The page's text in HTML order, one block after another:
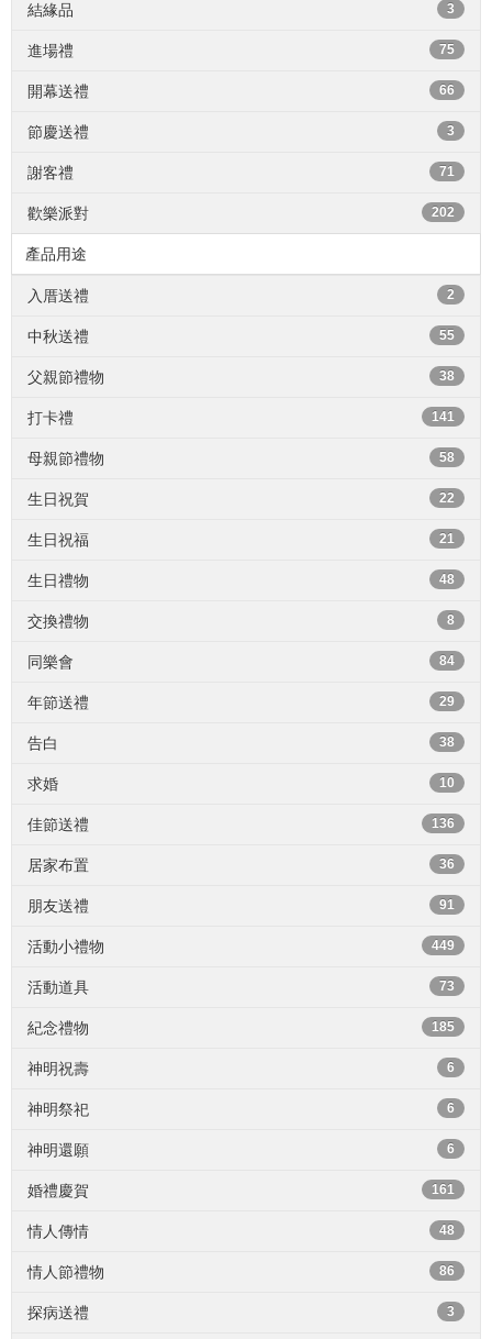
結緣品 3
進場禮 75
開幕送禮 66
節慶送禮 3
謝客禮 71
歡樂派對 202
產品用途
入厝送禮 2
中秋送禮 55
父親節禮物 38
打卡禮 141
母親節禮物 58
生日祝賀 22
生日祝福 21
生日禮物 48
交換禮物 8
同樂會 84
年節送禮 29
告白 38
求婚 10
佳節送禮 136
居家布置 36
朋友送禮 91
活動小禮物 449
活動道具 73
紀念禮物 185
神明祝壽 6
神明祭祀 6
神明還願 6
婚禮慶賀 161
情人傳情 48
情人節禮物 86
探病送禮 3